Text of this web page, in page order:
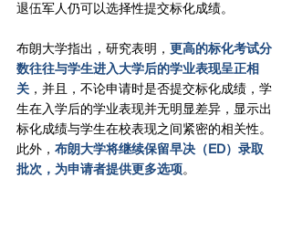
退伍军人仍可以选择性提交标化成绩。
布朗大学指出，研究表明， 更高的标化考试分
数往往与学生进入大学后的学业表现呈正相
关 ，并且，不论申请时是否提交标化成绩，学
生在入学后的学业表现并无明显差异，显示出
标化成绩与学生在校表现之间紧密的相关性。
此外， 布朗大学将继续保留早决（ED）录取
批次，为申请者提供更多选项。